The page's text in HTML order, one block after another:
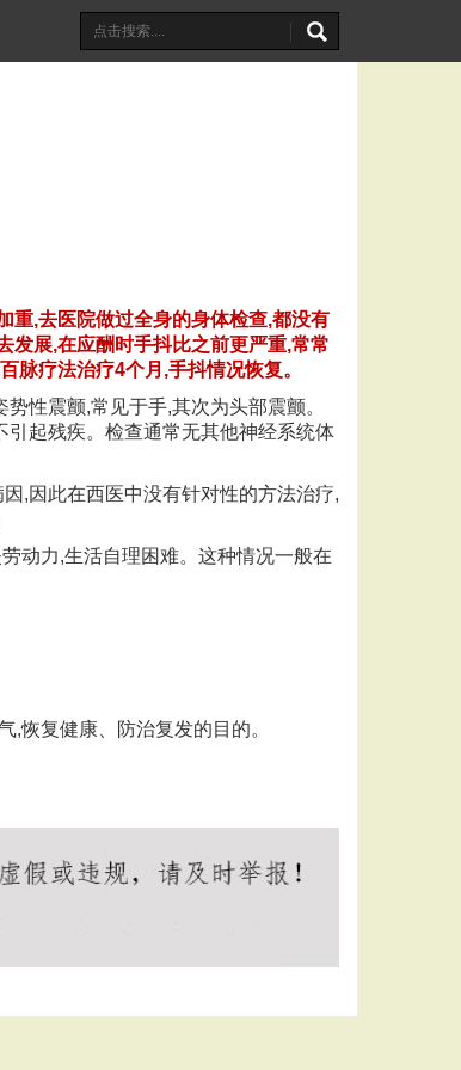
重,去医院做过全身的身体检查,都没有
发展,在应酬时手抖比之前更严重,常常
脉疗法治疗4个月,手抖情况恢复。
性震颤,常见于手,其次为头部震颤。
起残疾。检查通常无其他神经系统体
,因此在西医中没有针对性的方法治疗,
动力,生活自理困难。这种情况一般在
,恢复健康、防治复发的目的。